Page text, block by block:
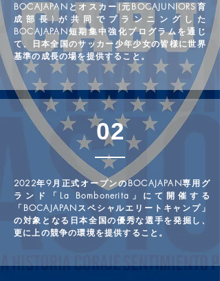
BOCAJAPANとオスカー(元BOCAJUNIORS育
成部長)が共同でプランニングした
BOCAJAPAN短期集中強化プログラムを通じ
て、日本全国のサッカー少年少女の皆様に世界
基準の成長の場を提供すること。
02
2022年9月正式オープンのBOCAJAPAN専用グ
ランド「La Bombonerita」にて開催する
「BOCAJAPANスペシャルエリートキャンプ」
の対象となる日本全国の優秀な選手を発掘し、
更に上の競争の環境を提供すること。